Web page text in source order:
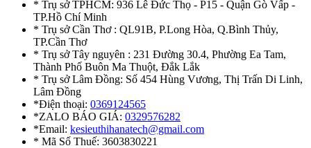
* Trụ sở TPHCM: 936 Lê Đức Thọ - P15 - Quận Gò Vấp -
TP.Hồ Chí Minh
* Trụ sở Cần Thơ : QL91B, P.Long Hòa, Q.Bình Thủy,
TP.Cần Thơ
* Trụ sở Tây nguyên : 231 Đường 30.4, Phường Ea Tam,
Thành Phố Buôn Ma Thuột, Đắk Lắk
* Trụ sở Lâm Đồng: Số 454 Hùng Vương, Thị Trấn Di Linh,
Lâm Đồng
*Điện thoại: 0369124565
*ZALO BÁO GIÁ: 0329576282
*Email: kesieuthihanatech@gmail.com
* Mã Số Thuế: 3603830221